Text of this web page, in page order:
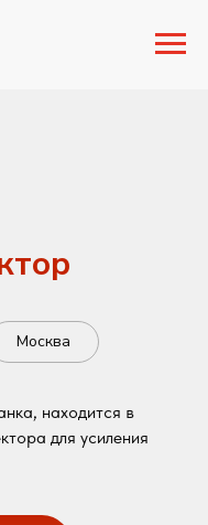
Москва
находится в
для усиления